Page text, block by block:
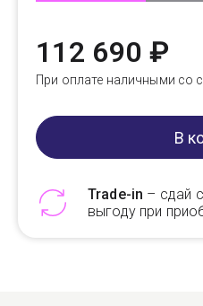
112 690 ₽
При оплате наличными со
В
Trade-in – сдай
выгоду при